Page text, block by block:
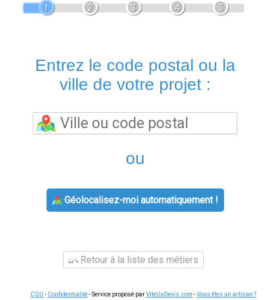
1 2 3 4 5
Entrez le code postal ou la
ville de votre projet :
ou
Géolocalisez-moi automatiquement !
Retour à la liste des métiers
CGU - Confidentialité- Service proposé parViteUnDevis.com -Vous êtes un artisan ?